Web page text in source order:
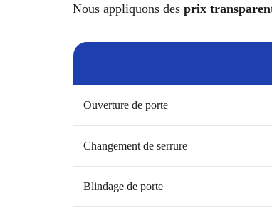
Nous appliquons des prix
Ouverture de porte
Changement de serrure
Blindage de porte